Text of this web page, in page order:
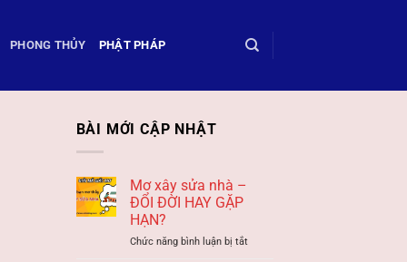
PHONG THỦY PHẬT PHÁP
BÀI MỚI CẬP NHẬT
Mơ xây sửa nhà –
ĐỔI ĐỜI HAY GẶP
HẠN?
Chức năng bình luận bị tắtở